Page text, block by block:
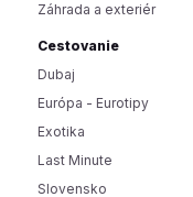
Záhrada a exteriér
Cestovanie
Dubaj
Európa - Eurotipy
Exotika
Last Minute
Slovensko